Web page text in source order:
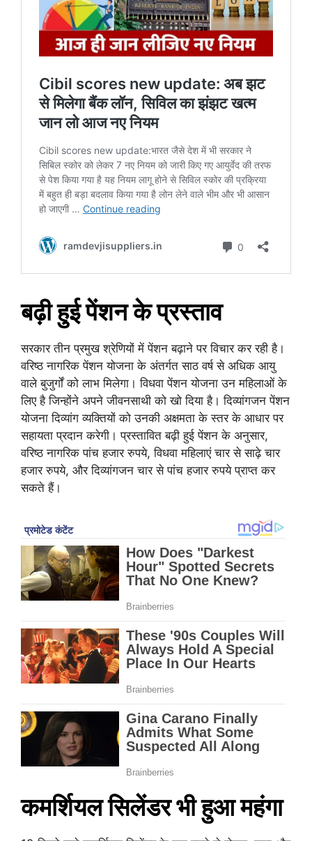
बढ़ी हुई पेंशन के प्रस्ताव
सरकार तीन प्रमुख श्रेणियों में पेंशन बढ़ाने पर विचार कर रही है।
वरिष्ठ नागरिक पेंशन योजना के अंतर्गत साठ वर्ष से अधिक आयु
वाले बुजुर्गों को लाभ मिलेगा। विधवा पेंशन योजना उन महिलाओं के
लिए है जिन्होंने अपने जीवनसाथी को खो दिया है। दिव्यांगजन पेंशन
योजना दिव्यांग व्यक्तियों को उनकी अक्षमता के स्तर के आधार पर
सहायता प्रदान करेगी। प्रस्तावित बढ़ी हुई पेंशन के अनुसार,
वरिष्ठ नागरिक पांच हजार रुपये, विधवा महिलाएं चार से साढ़े चार
हजार रुपये, और दिव्यांगजन चार से पांच हजार रुपये प्राप्त कर
सकते हैं।
कमर्शियल सिलेंडर भी हुआ महंगा